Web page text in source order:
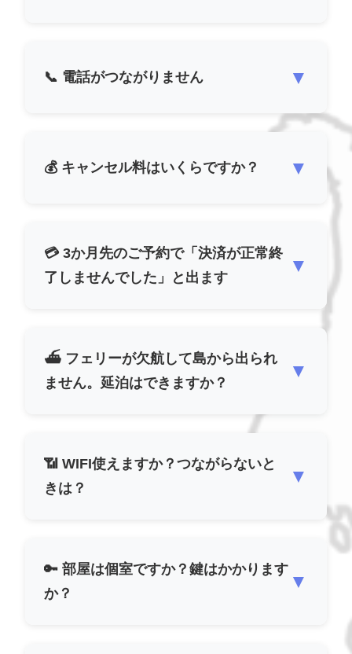
📞 電話がつながりません ▼
💰 キャンセル料はいくらですか？ ▼
💳 3か月先のご予約で「決済が正常終
了しませんでした」と出ます
▼
⛴️ フェリーが欠航して島から出られ
ません。延泊はできますか？
▼
📶 WIFI使えますか？つながらないと
きは？
▼
🔑 部屋は個室ですか？鍵はかかります
か？
▼